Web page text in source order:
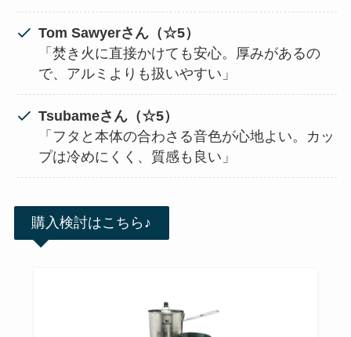
Tom Sawyerさん（☆5）
「焚き火に直接かけても安心。厚みがあるの
で、アルミよりも扱いやすい」
Tsubameさん（☆5）
「フタと本体の合わさる音色が心地よい。カッ
プは冷めにくく、質感も良い」
購入検討はこちら♪